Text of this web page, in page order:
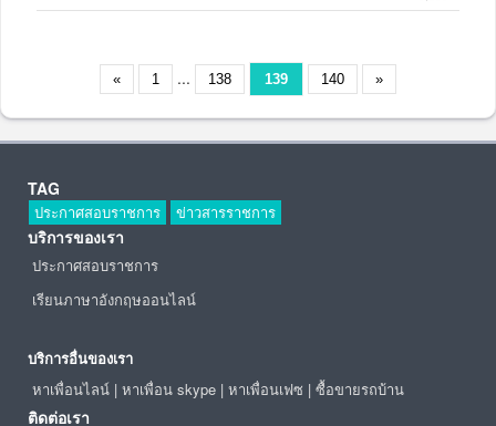
« 1 ... 138 139 140 »
TAG
ประกาศสอบราชการ ข่าวสารราชการ
บริการของเรา
ประกาศสอบราชการ
เรียนภาษาอังกฤษออนไลน์
บริการอื่นของเรา
หาเพื่อนไลน์ | หาเพื่อน skype | หาเพื่อนเฟซ | ซื้อขายรถบ้าน
ติดต่อเรา